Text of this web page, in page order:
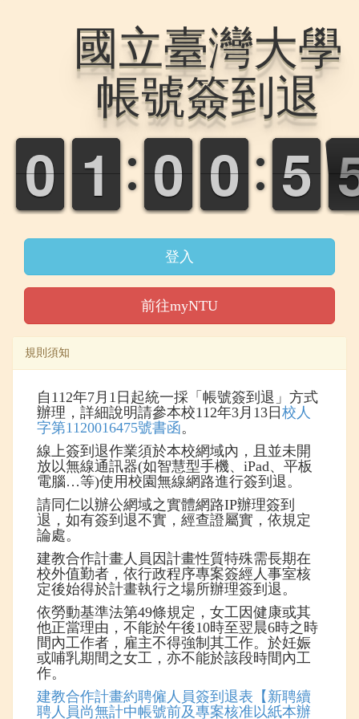
國立臺灣大學
帳號簽到退
1
1
0
0 7
7
1
1 9
9
0
0 9
9
0
0 4
4
5
5
登入
前往myNTU
規則須知
自112年7月1日起統一採「帳號簽到退」方式
辦理，詳細說明請參本校112年3月13日 校人
字第1120016475號書函。
線上簽到退作業須於本校網域內，且並未開
放以無線通訊器(如智慧型手機、iPad、平板
電腦…等)使用校園無線網路進行簽到退。
請同仁以辦公網域之實體網路IP辦理簽到
退，如有簽到退不實，經查證屬實，依規定
論處。
建教合作計畫人員因計畫性質特殊需長期在
校外值勤者，依行政程序專案簽經人事室核
定後始得於計畫執行之場所辦理簽到退。
依勞動基準法第49條規定，女工因健康或其
他正當理由，不能於午後10時至翌晨6時之時
間內工作者，雇主不得強制其工作。於妊娠
或哺乳期間之女工，亦不能於該段時間內工
作。
建教合作計畫約聘僱人員簽到退表【新聘續
聘人員尚無計中帳號前及專案核准以紙本辦